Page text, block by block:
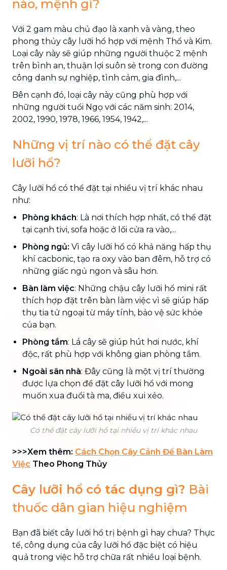
nào, mệnh gì?
Với 2 gam màu chủ đạo là xanh và vàng, theo
phong thủy cây lưỡi hổ hợp với mệnh Thổ và Kim.
Loại cây này sẽ giúp những người thuộc 2 mệnh
trên bình an, thuận lợi suôn sẻ trong con đường
công danh sự nghiệp, tình cảm, gia đình,...
Bên cạnh đó, loại cây này cũng phù hợp với
những người tuổi Ngọ với các năm sinh: 2014,
2002, 1990, 1978, 1966, 1954, 1942,...
Những vị trí nào có thể đặt cây
lưỡi hổ?
Cây lưỡi hổ có thể đặt tại nhiều vị trí khác nhau
như:
Phòng khách: Là nơi thích hợp nhất, có thể đặt
tại cạnh tivi, sofa hoặc ở lối cửa ra vào,...
Phòng ngủ: Vì cây lưỡi hổ có khả năng hấp thụ
khí cacbonic, tạo ra oxy vào ban đêm, hỗ trợ có
những giấc ngủ ngon và sâu hơn.
Bàn làm việc: Những chậu cây lưỡi hổ mini rất
thích hợp đặt trên bàn làm việc vì sẽ giúp hấp
thụ tia tử ngoại từ máy tính, bảo vệ sức khỏe
của bạn.
Phòng tắm: Lá cây sẽ giúp hút hơi nước, khí
độc, rất phù hợp với không gian phòng tắm.
Ngoài sân nhà: Đây cũng là một vị trí thường
được lựa chọn để đặt cây lưỡi hổ với mong
muốn xua đuổi tà ma, điều xui xẻo.
Có thể đặt cây lưỡi hổ tại nhiều vị trí khác nhau
>>>Xem thêm: Cách Chọn Cây Cảnh Để Bàn Làm
Việc Theo Phong Thủy
Cây lưỡi hổ có tác dụng gì? Bài
thuốc dân gian hiệu nghiệm
Bạn đã biết cây lưỡi hổ trị bệnh gì hay chưa? Thực
tế, công dụng của cây lưỡi hổ đặc biệt có hiệu
quả trong việc hỗ trợ chữa rất nhiều loại bệnh.